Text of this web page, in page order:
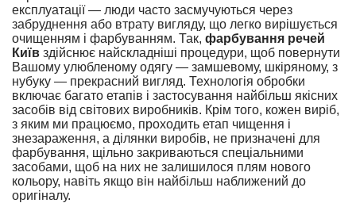
експлуатації — люди часто засмучуються через
забруднення або втрату вигляду, що легко вирішується
очищенням і фарбуванням. Так, фарбування речей
Київ здійснює найскладніші процедури, щоб повернути
Вашому улюбленому одягу — замшевому, шкіряному, з
нубуку — прекрасний вигляд. Технологія обробки
включає багато етапів і застосування найбільш якісних
засобів від світових виробників. Крім того, кожен виріб,
з яким ми працюємо, проходить етап чищення і
знезараження, а ділянки виробів, не призначені для
фарбування, щільно закриваються спеціальними
засобами, щоб на них не залишилося плям нового
кольору, навіть якщо він найбільш наближений до
оригіналу.